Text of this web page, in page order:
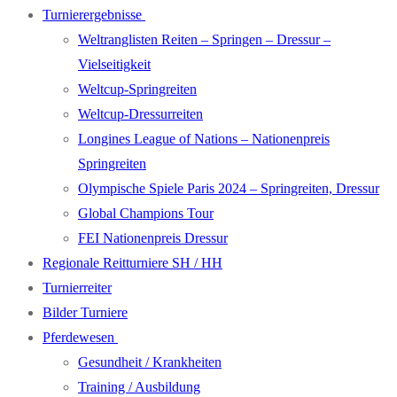
Turnierergebnisse
Weltranglisten Reiten – Springen – Dressur –
Vielseitigkeit
Weltcup-Springreiten
Weltcup-Dressurreiten
Longines League of Nations – Nationenpreis
Springreiten
Olympische Spiele Paris 2024 – Springreiten, Dressur
Global Champions Tour
FEI Nationenpreis Dressur
Regionale Reitturniere SH / HH
Turnierreiter
Bilder Turniere
Pferdewesen
Gesundheit / Krankheiten
Training / Ausbildung